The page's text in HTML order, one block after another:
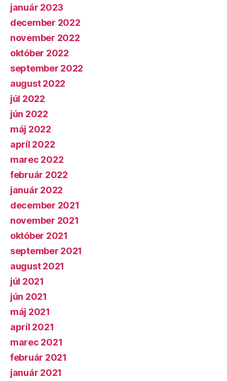
január 2023
december 2022
november 2022
október 2022
september 2022
august 2022
júl 2022
jún 2022
máj 2022
apríl 2022
marec 2022
február 2022
január 2022
december 2021
november 2021
október 2021
september 2021
august 2021
júl 2021
jún 2021
máj 2021
apríl 2021
marec 2021
február 2021
január 2021